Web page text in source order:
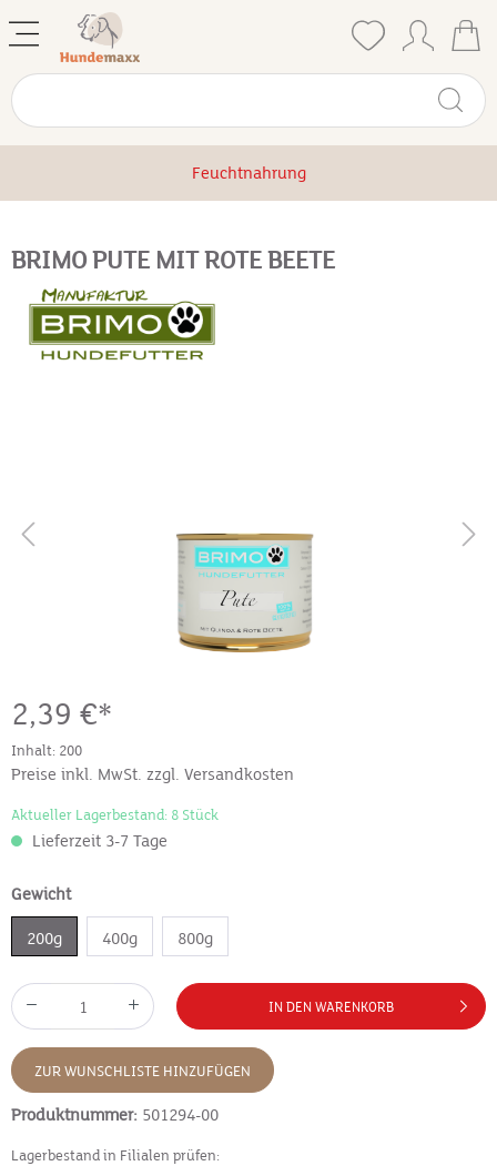
Feuchtnahrung
BRIMO PUTE MIT ROTE BEETE
2,39 €*
Inhalt: 200
Preise inkl. MwSt. zzgl. Versandkosten
Aktueller Lagerbestand: 8 Stück
Lieferzeit 3-7 Tage
Gewicht
200g 400g 800g
IN DEN WARENKORB
ZUR WUNSCHLISTE HINZUFÜGEN
Produktnummer: 501294-00
Lagerbestand in Filialen prüfen: